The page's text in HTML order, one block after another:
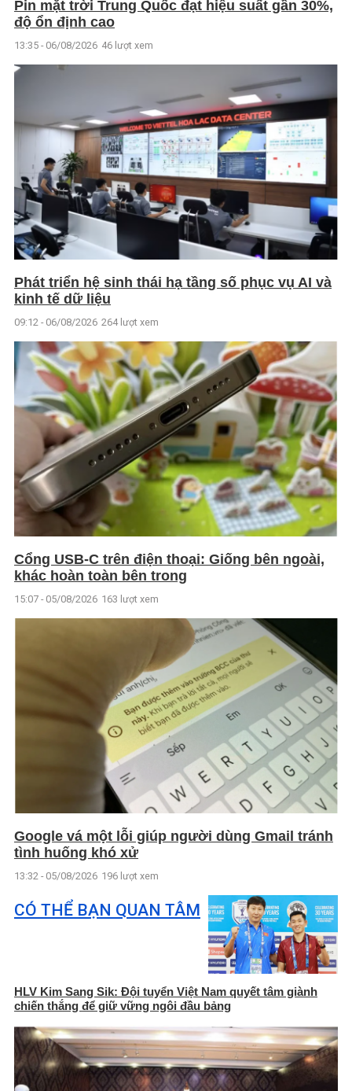
Pin mặt trời Trung Quốc đạt hiệu suất gần 30%,
độ ổn định cao
13:35 - 06/08/2026 46 lượt xem
Phát triển hệ sinh thái hạ tầng số phục vụ AI và
kinh tế dữ liệu
09:12 - 06/08/2026 264 lượt xem
Cổng USB-C trên điện thoại: Giống bên ngoài,
khác hoàn toàn bên trong
15:07 - 05/08/2026 163 lượt xem
Google vá một lỗi giúp người dùng Gmail tránh
tình huống khó xử
13:32 - 05/08/2026 196 lượt xem
CÓ THỂ BẠN QUAN TÂM
HLV Kim Sang Sik: Đội tuyển Việt Nam quyết tâm giành
chiến thắng để giữ vững ngôi đầu bảng